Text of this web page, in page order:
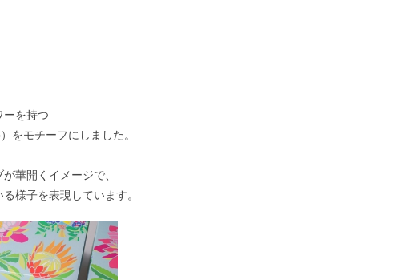
ーを持つ
をモチーフにしました。
華開くイメージで、
様子を表現しています。